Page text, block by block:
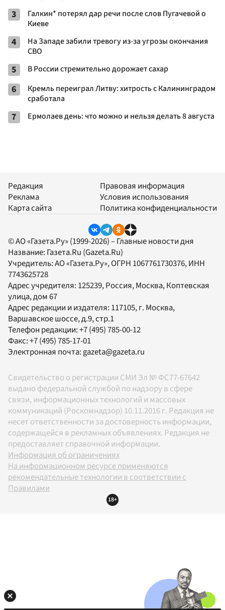
3
Галкин* потерял дар речи после слов Пугачевой о
Киеве
4
На Западе забили тревогу из-за угрозы окончания
СВО
5 В России стремительно дорожает сахар
6
Кремль переиграл Литву: хитрость с Калининградом
сработала
7 Ермолаев день: что можно и нельзя делать 8 августа
Редакция
Реклама
Карта сайта
Правовая информация
Условия использования
Политика конфиденциальности
© АО «Газета.Ру» (1999-2026) – Главные новости дня
Название: Газета.Ru (Gazeta.Ru)
Учредитель:АО «Газета.Ру», ОГРН 1067761730376, ИНН
7743625728
Адрес учредителя: 125239, Россия, Москва, Коптевская
улица, дом 67
Адрес редакции и издателя: 117105, г. Москва,
Варшавское шоссе, д.9, стр.1
Телефон редакции:+7 (495) 785-00-12
Факс:+7 (495) 785-17-01
Электронная почта:gazeta@gazeta.ru
Свидетельство о регистрации СМИ Эл № ФС77-67642
выдано федеральной службой по надзору в сфере
связи, информационных технологий и массовых
коммуникаций (Роскомнадзор) 10.11.2016 г. Редакция не
несет ответственности за достоверность информации,
содержащейся в рекламных объявлениях. Редакция не
предоставляет справочной информации.
Информация об ограничениях
На информационном ресурсе применяются
рекомендательные технологии в соответствии с
Правилами
18+